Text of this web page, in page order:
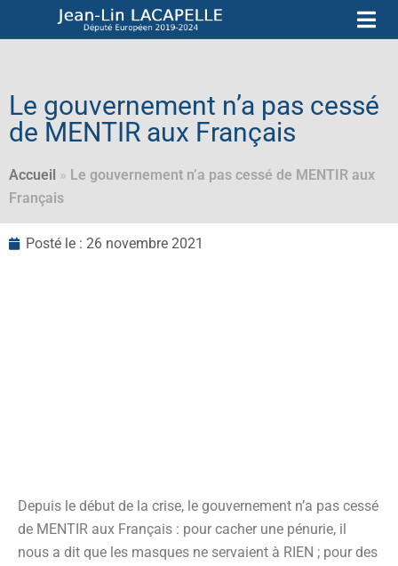
Le gouvernement n’a pas cessé
de MENTIR aux Français
Accueil » Le gouvernement n’a pas cessé de MENTIR aux
Français
Posté le : 26 novembre 2021
Depuis le début de la crise, le gouvernement n’a pas cessé
de MENTIR aux Français : pour cacher une pénurie, il
nous a dit que les masques ne servaient à RIEN ; pour des